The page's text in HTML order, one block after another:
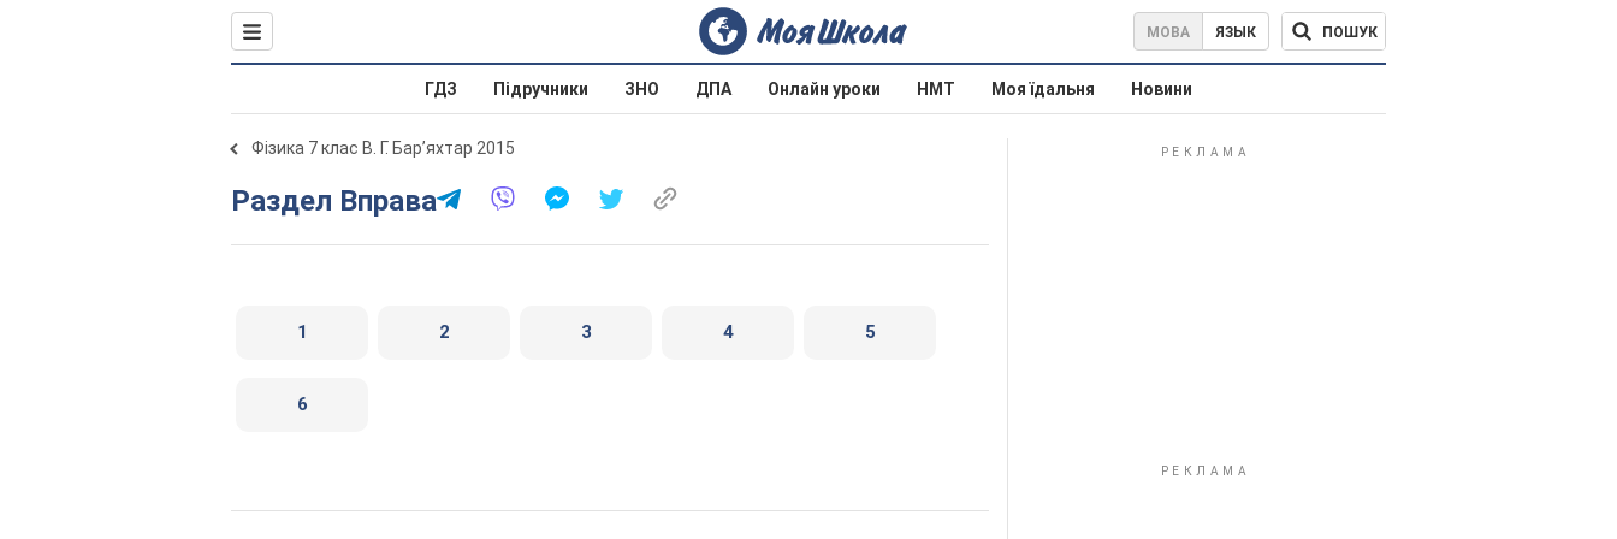
МОВА ЯЗЫК ПОШУК
ГДЗ Підручники ЗНО ДПА Онлайн уроки НМТ Моя їдальня Новини
Фізика 7 клас В. Г. Бар’яхтар 2015
Раздел Вправа
1 2 3 4 5
6